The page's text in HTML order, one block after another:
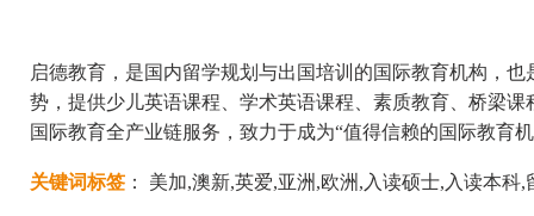
启德教育，是国内留学规划与出国培训的国际教育机构，
势，提供少儿英语课程、学术英语课程、素质教育、桥梁
国际教育全产业链服务，致力于成为“值得信赖的国际教育
关键词标签 ： 美加,澳新,英爱,亚洲,欧洲,入读硕士,入读本科